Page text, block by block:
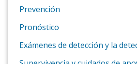
Prevención
Pronóstico
Exámenes de detección y la